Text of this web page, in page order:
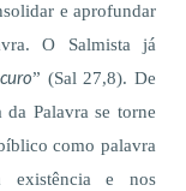
e aprofundar
O Salmista já
” (Sal 27,8). De
Palavra se torne
como palavra
existência e nos